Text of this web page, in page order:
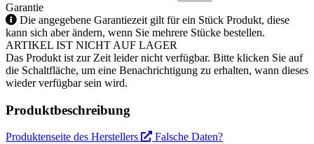
Garantie
Die angegebene Garantiezeit gilt für ein Stück Produkt, diese
kann sich aber ändern, wenn Sie mehrere Stücke bestellen.
ARTIKEL IST NICHT AUF LAGER
Das Produkt ist zur Zeit leider nicht verfügbar. Bitte klicken Sie auf
die Schaltfläche, um eine Benachrichtigung zu erhalten, wann dieses
wieder verfügbar sein wird.
Produktbeschreibung
Produktenseite des Herstellers Falsche Daten?